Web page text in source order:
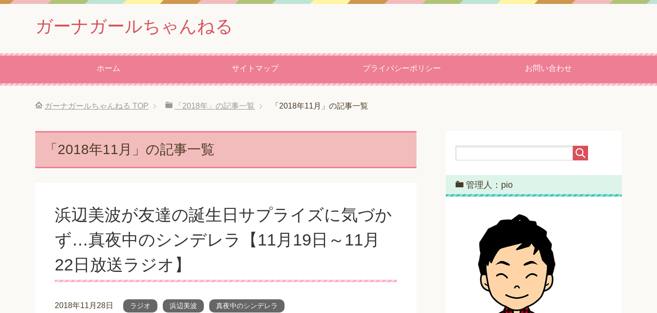
ガーナガールちゃんねる
ホーム サイトマップ プライバシーポリシー お問い合わせ
ガーナガールちゃんねる TOP 「2018年」の記事一覧 「2018年11月」の記事一覧
「2018年11月」の記事一覧
浜辺美波が友達の誕生日サプライズに気づか
ず…真夜中のシンデレラ【11月19日～11月
22日放送ラジオ】
2018年11月28日 ラジオ 浜辺美波 真夜中のシンデレラ
管理人：pio